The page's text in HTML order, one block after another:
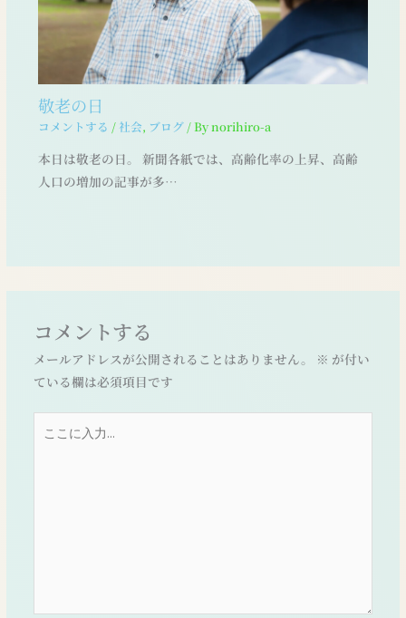
敬老の日
コメントする /社会, ブログ/ Bynorihiro-a
本日は敬老の日。 新聞各紙では、高齢化率の上昇、高齢
人口の増加の記事が多…
コメントする
メールアドレスが公開されることはありません。 ※ が付い
ている欄は必須項目です